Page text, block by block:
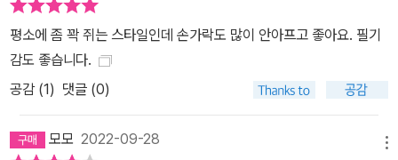
평소에 좀 꽉 쥐는 스타일인데 손가락도 많이 안아프고 좋아요. 필기
감도 좋습니다.
공감 (1) 댓글 (0)
모모 2022-09-28